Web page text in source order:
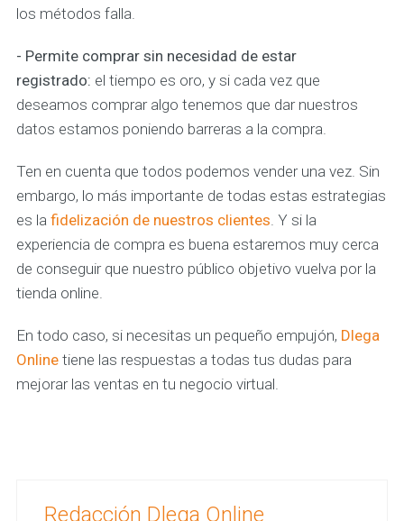
los métodos falla.
- Permite comprar sin necesidad de estar
registrado: el tiempo es oro, y si cada vez que
deseamos comprar algo tenemos que dar nuestros
datos estamos poniendo barreras a la compra.
Ten en cuenta que todos podemos vender una vez. Sin
embargo, lo más importante de todas estas estrategias
es la fidelización de nuestros clientes. Y si la
experiencia de compra es buena estaremos muy cerca
de conseguir que nuestro público objetivo vuelva por la
tienda online.
En todo caso, si necesitas un pequeño empujón, Dlega
Onlinetiene las respuestas a todas tus dudas para
mejorar las ventas en tu negocio virtual.
Redacción Dlega Online